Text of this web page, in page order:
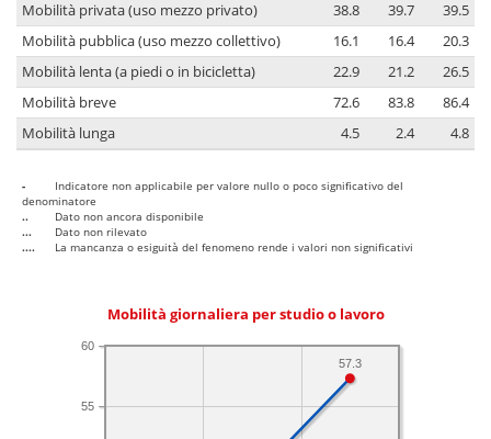
Mobilità privata (uso mezzo privato)
38.8 39.7
39.5
Mobilità pubblica (uso mezzo collettivo)
16.1 16.4
20.3
Mobilità lenta (a piedi o in bicicletta)
22.9 21.2
26.5
Mobilità breve
72.6 83.8
86.4
Mobilità lunga
4.5 2.4 4.8
-
Indicatore non applicabile per valore nullo o poco significativo del
denominatore
..
Dato non ancora disponibile
...
Dato non rilevato
....
La mancanza o esiguità del fenomeno rende i valori non significativi
Mobilità giornaliera per studio o lavoro
55
60
57.3